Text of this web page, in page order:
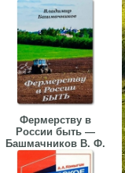
Фермерству в
России быть —
Башмачников В. Ф.